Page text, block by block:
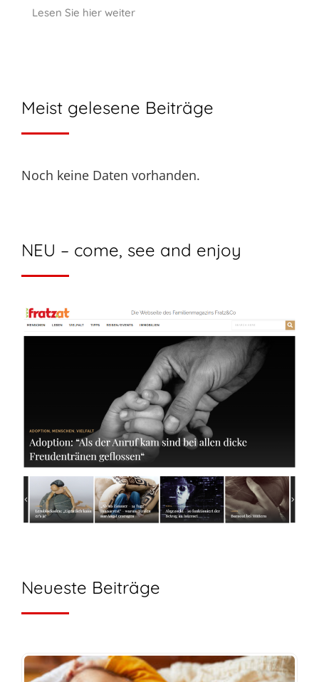
Lesen Sie hier weiter
Meist gelesene Beiträge
Noch keine Daten vorhanden.
NEU – come, see and enjoy
Neueste Beiträge